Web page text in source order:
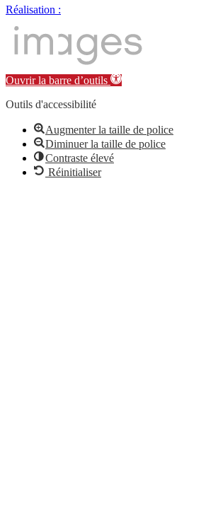
Réalisation :
Ouvrir la barre d’outils
Outils d'accessibilité
Augmenter la taille de police
Diminuer la taille de police
Contraste élevé
Réinitialiser